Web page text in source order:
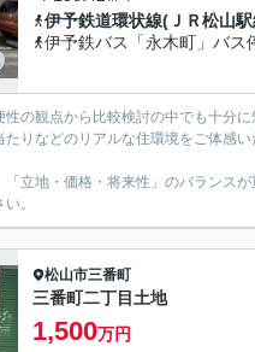
伊予鉄道環状線(ＪＲ松山
伊予鉄バス「永木町」バ
の観点から比較検討の中でも十分
りなどのリアルな住環境をご体感い
立地・価格・将来性」のバランスが
。
松山市三番町
三番町二丁目土地
1,500万円